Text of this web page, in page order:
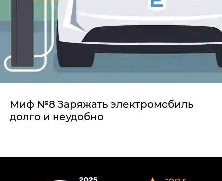
Миф №8 Заряжать электромобиль
долго и неудобно